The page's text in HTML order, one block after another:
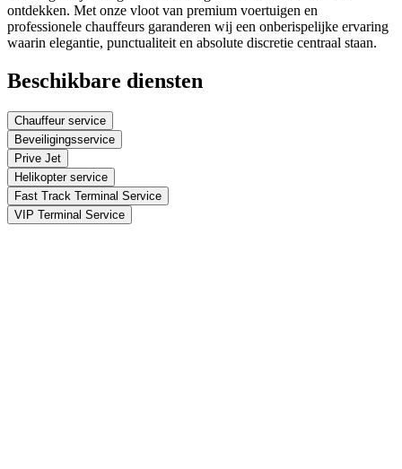
ontdekken. Met onze vloot van premium voertuigen en
professionele chauffeurs garanderen wij een onberispelijke ervaring
waarin elegantie, punctualiteit en absolute discretie centraal staan.
Beschikbare diensten
Chauffeur service
Beveiligingsservice
Prive Jet
Helikopter service
Fast Track Terminal Service
VIP Terminal Service